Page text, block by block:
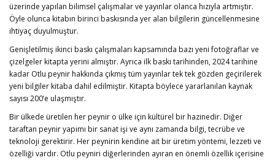
üzerinde yapılan bilimsel çalışmalar ve yayınlar olanca hızıyla artmıştır.
Öyle olunca kitabın birinci baskısında yer alan bilgilerin güncellenmesine
ihtiyaç duyulmuştur.
Genişletilmiş ikinci baskı çalışmaları kapsamında bazı yeni fotoğraflar ve
çizelgeler kitapta yerini almıştır. Ayrıca ilk baskı tarihinden, 2024 tarihine
kadar Otlu peynir hakkında çıkmış tüm yayınlar tek tek gözden geçirilerek
yeni bilgiler kitaba dahil edilmiştir. Kitapta böylece yararlanılan kaynak
sayısı 200’e ulaşmıştır.
Bir ülkede üretilen her peynir o ülke için kültürel bir hazinedir. Diğer
taraftan peynir yapımı bir sanat işi ve aynı zamanda bilgi, tecrübe ve
teknoloji gerektirir. Her peynirin kendine ait bir üretim yöntemi, lezzeti ve
özelliği vardır. Otlu peyniri diğerlerinden ayıran en önemli özellik içerisine